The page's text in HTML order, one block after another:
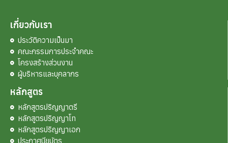
เกี่ยวกับเรา
ประวัติความเป็นมา
คณะกรรมการประจำคณะ
โครงสร้างส่วนงาน
ผู้บริหารและบุคลากร
หลักสูตร
หลักสูตรปริญญาตรี
หลักสูตรปริญญาโท
หลักสูตรปริญญาเอก
ประกาศนียบัตร